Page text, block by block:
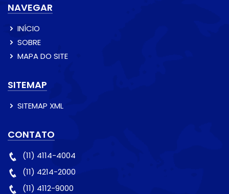
NAVEGAR
INÍCIO
SOBRE
MAPA DO SITE
SITEMAP
SITEMAP XML
CONTATO
(11) 4114-4004
(11) 4214-2000
(11) 4112-9000